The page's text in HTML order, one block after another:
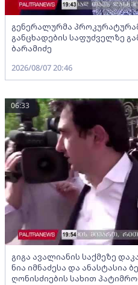
გენერალურმა
განცხადების საფუძველზე
ბარამიძე
2026/08/07 20:46
გიგა ავალიანის საქმეზე
ნია იმნაძესა და ანასტასია
ღონისძიების სახით
06:33